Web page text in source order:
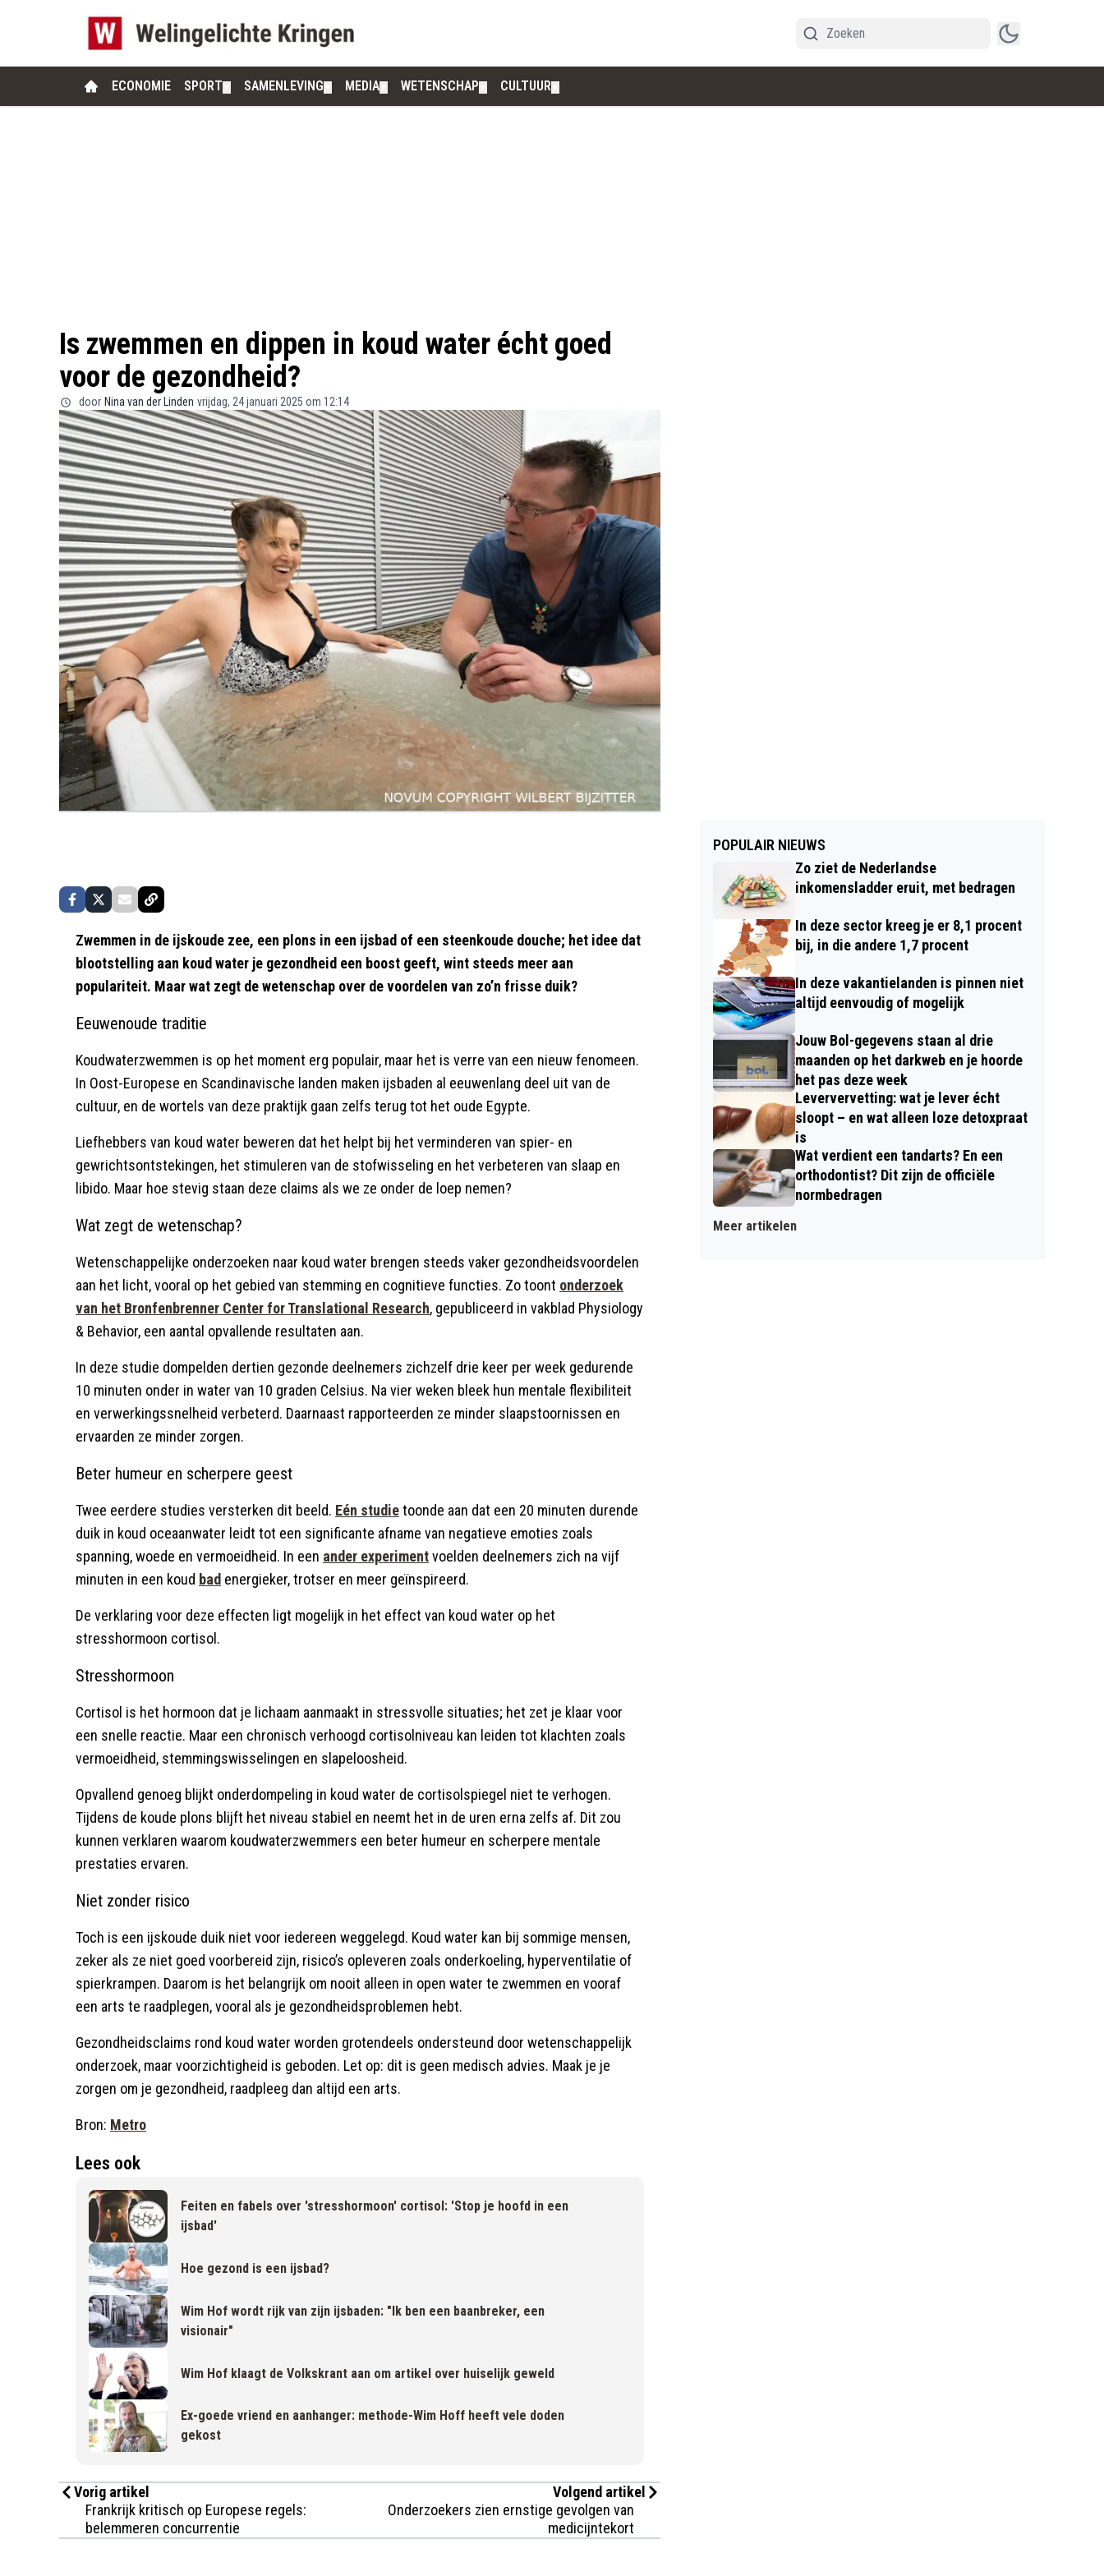
ECONOMIE SPORT SAMENLEVING MEDIA WETENSCHAP CULTUUR
Is zwemmen en dippen in koud water écht goed
voor de gezondheid?
door Nina van der Linden vrijdag, 24 januari 2025 om 12:14
Zwemmen in de ijskoude zee, een plons in een ijsbad of een steenkoude douche; het idee dat
blootstelling aan koud water je gezondheid een boost geeft, wint steeds meer aan
populariteit. Maar wat zegt de wetenschap over de voordelen van zo’n frisse duik?
Eeuwenoude traditie
Koudwaterzwemmen is op het moment erg populair, maar het is verre van een nieuw fenomeen.
In Oost-Europese en Scandinavische landen maken ijsbaden al eeuwenlang deel uit van de
cultuur, en de wortels van deze praktijk gaan zelfs terug tot het oude Egypte.
Liefhebbers van koud water beweren dat het helpt bij het verminderen van spier- en
gewrichtsontstekingen, het stimuleren van de stofwisseling en het verbeteren van slaap en
libido. Maar hoe stevig staan deze claims als we ze onder de loep nemen?
Wat zegt de wetenschap?
Wetenschappelijke onderzoeken naar koud water brengen steeds vaker gezondheidsvoordelen
aan het licht, vooral op het gebied van stemming en cognitieve functies. Zo toont onderzoek
van het Bronfenbrenner Center for Translational Research, gepubliceerd in vakblad Physiology
& Behavior, een aantal opvallende resultaten aan.
In deze studie dompelden dertien gezonde deelnemers zichzelf drie keer per week gedurende
10 minuten onder in water van 10 graden Celsius. Na vier weken bleek hun mentale flexibiliteit
en verwerkingssnelheid verbeterd. Daarnaast rapporteerden ze minder slaapstoornissen en
ervaarden ze minder zorgen.
Beter humeur en scherpere geest
Twee eerdere studies versterken dit beeld. Eén studietoonde aan dat een 20 minuten durende
duik in koud oceaanwater leidt tot een significante afname van negatieve emoties zoals
spanning, woede en vermoeidheid. In een ander experimentvoelden deelnemers zich na vijf
minuten in een koud bad energieker, trotser en meer geïnspireerd.
De verklaring voor deze effecten ligt mogelijk in het effect van koud water op het
stresshormoon cortisol.
Stresshormoon
Cortisol is het hormoon dat je lichaam aanmaakt in stressvolle situaties; het zet je klaar voor
een snelle reactie. Maar een chronisch verhoogd cortisolniveau kan leiden tot klachten zoals
vermoeidheid, stemmingswisselingen en slapeloosheid.
Opvallend genoeg blijkt onderdompeling in koud water de cortisolspiegel niet te verhogen.
Tijdens de koude plons blijft het niveau stabiel en neemt het in de uren erna zelfs af. Dit zou
kunnen verklaren waarom koudwaterzwemmers een beter humeur en scherpere mentale
prestaties ervaren.
Niet zonder risico
Toch is een ijskoude duik niet voor iedereen weggelegd. Koud water kan bij sommige mensen,
zeker als ze niet goed voorbereid zijn, risico’s opleveren zoals onderkoeling, hyperventilatie of
spierkrampen. Daarom is het belangrijk om nooit alleen in open water te zwemmen en vooraf
een arts te raadplegen, vooral als je gezondheidsproblemen hebt.
Gezondheidsclaims rond koud water worden grotendeels ondersteund door wetenschappelijk
onderzoek, maar voorzichtigheid is geboden. Let op: dit is geen medisch advies. Maak je je
zorgen om je gezondheid, raadpleeg dan altijd een arts.
Bron: Metro
Lees ook
Feiten en fabels over 'stresshormoon' cortisol: 'Stop je hoofd in een
ijsbad'
Hoe gezond is een ijsbad?
Wim Hof wordt rijk van zijn ijsbaden: "Ik ben een baanbreker, een
visionair"
Wim Hof klaagt de Volkskrant aan om artikel over huiselijk geweld
Ex-goede vriend en aanhanger: methode-Wim Hoff heeft vele doden
gekost
Vorig artikel
Frankrijk kritisch op Europese regels:
belemmeren concurrentie
Volgend artikel
Onderzoekers zien ernstige gevolgen van
medicijntekort
POPULAIR NIEUWS
Zo ziet de Nederlandse
inkomensladder eruit, met bedragen
In deze sector kreeg je er 8,1 procent
bij, in die andere 1,7 procent
In deze vakantielanden is pinnen niet
altijd eenvoudig of mogelijk
Jouw Bol-gegevens staan al drie
maanden op het darkweb en je hoorde
het pas deze week
Leververvetting: wat je lever écht
sloopt – en wat alleen loze detoxpraat
is
Wat verdient een tandarts? En een
orthodontist? Dit zijn de officiële
normbedragen
Meer artikelen